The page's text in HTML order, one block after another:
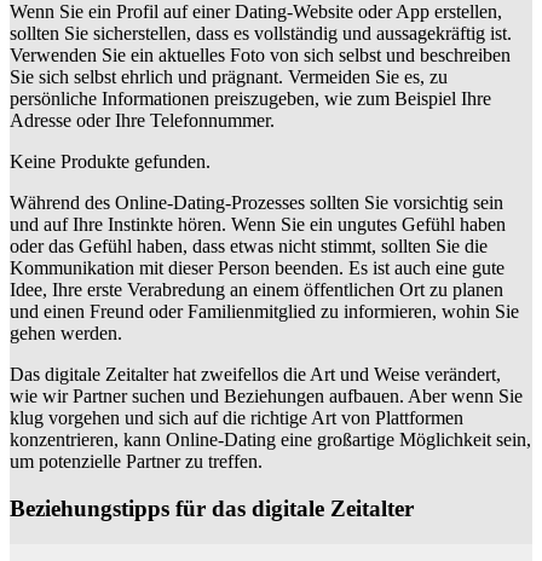
Wenn Sie ein Profil auf einer Dating-Website oder App erstellen,
sollten Sie sicherstellen, dass es vollständig und aussagekräftig ist.
Verwenden Sie ein aktuelles Foto von sich selbst und beschreiben
Sie sich selbst ehrlich und prägnant. Vermeiden Sie es, zu
persönliche Informationen preiszugeben, wie zum Beispiel Ihre
Adresse oder Ihre Telefonnummer.
Keine Produkte gefunden.
Während des Online-Dating-Prozesses sollten Sie vorsichtig sein
und auf Ihre Instinkte hören. Wenn Sie ein ungutes Gefühl haben
oder das Gefühl haben, dass etwas nicht stimmt, sollten Sie die
Kommunikation mit dieser Person beenden. Es ist auch eine gute
Idee, Ihre erste Verabredung an einem öffentlichen Ort zu planen
und einen Freund oder Familienmitglied zu informieren, wohin Sie
gehen werden.
Das digitale Zeitalter hat zweifellos die Art und Weise verändert,
wie wir Partner suchen und Beziehungen aufbauen. Aber wenn Sie
klug vorgehen und sich auf die richtige Art von Plattformen
konzentrieren, kann Online-Dating eine großartige Möglichkeit sein,
um potenzielle Partner zu treffen.
Beziehungstipps für das digitale Zeitalter